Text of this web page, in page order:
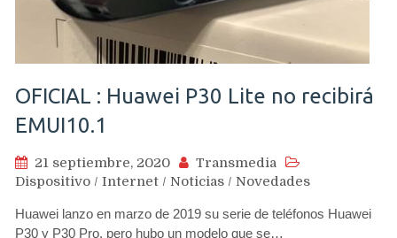
OFICIAL : Huawei P30 Lite no recibirá
EMUI10.1
21 septiembre, 2020
Transmedia
Dispositivo / Internet / Noticias / Novedades
Huawei lanzo en marzo de 2019 su serie de teléfonos Huawei
P30 y P30 Pro, pero hubo un modelo que se…